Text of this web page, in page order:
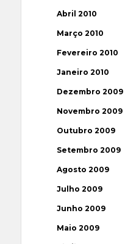
Abril 2010
Março 2010
Fevereiro 2010
Janeiro 2010
Dezembro 2009
Novembro 2009
Outubro 2009
Setembro 2009
Agosto 2009
Julho 2009
Junho 2009
Maio 2009